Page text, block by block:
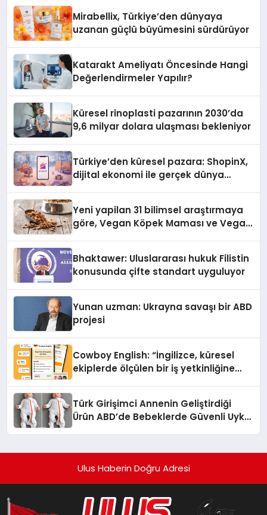
Mirabellix, Türkiye’den dünyaya
uzanan güçlü büyümesini sürdürüyor
Katarakt Ameliyatı Öncesinde Hangi
Değerlendirmeler Yapılır?
Küresel rinoplasti pazarının 2030’da
9,6 milyar dolara ulaşması bekleniyor
Türkiye’den küresel pazara: ShopinX,
dijital ekonomi ile gerçek dünya
Yeni yapilan 31 bilimsel araştırmaya
göre, Vegan Köpek Maması ve Vegan
Bhaktawer: Uluslararası hukuk Filistin
konusunda çifte standart uyguluyor
Yunan uzman: Ukrayna savaşı bir ABD
projesi
Cowboy English: “İngilizce, küresel
ekiplerde ölçülen bir iş yetkinliğine
Türk Girişimci Annenin Geliştirdiği
Ürün ABD’de Bebeklerde Güvenli Uyku
Ulus Haberin Doğru Adresi